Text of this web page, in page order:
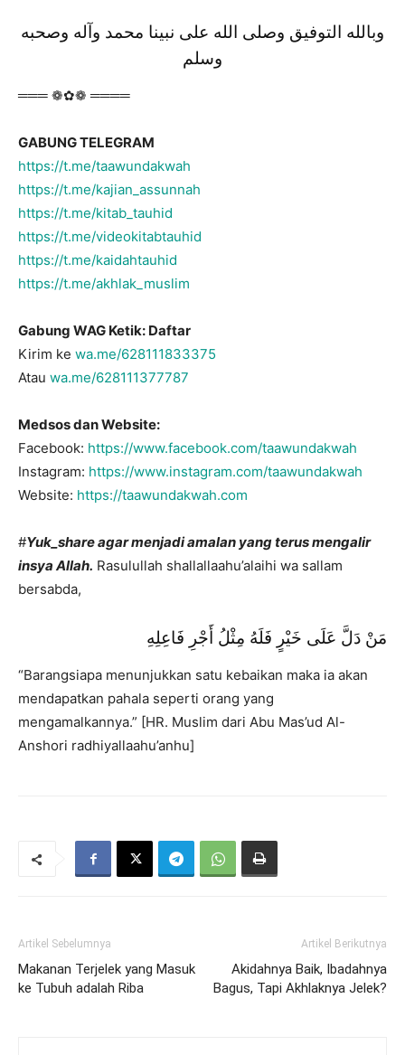
وبالله التوفيق وصلى الله على نبينا محمد وآله وصحبه
وسلم
═══ ❁✿❁ ════
GABUNG TELEGRAM
https://t.me/taawundakwah
https://t.me/kajian_assunnah
https://t.me/kitab_tauhid
https://t.me/videokitabtauhid
https://t.me/kaidahtauhid
https://t.me/akhlak_muslim
Gabung WAG Ketik: Daftar
Kirim ke wa.me/628111833375
Atau wa.me/628111377787
Medsos dan Website:
Facebook: https://www.facebook.com/taawundakwah
Instagram: https://www.instagram.com/taawundakwah
Website: https://taawundakwah.com
#Yuk_shareagar menjadi amalan yang terus mengalir
insya Allah. Rasulullah shallallaahu’alaihi wa sallam
bersabda,
مَنْ دَلَّ عَلَى خَيْرٍ فَلَهُ مِثْلُ أَجْرِ فَاعِلِهِ
“Barangsiapa menunjukkan satu kebaikan maka ia akan
mendapatkan pahala seperti orang yang
mengamalkannya.” [HR. Muslim dari Abu Mas’ud Al-
Anshori radhiyallaahu’anhu]
Artikel Sebelumnya
Makanan Terjelek yang Masuk
ke Tubuh adalah Riba
Artikel Berikutnya
Akidahnya Baik, Ibadahnya
Bagus, Tapi Akhlaknya Jelek?